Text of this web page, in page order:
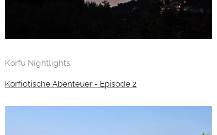
Korfu Nightlights
Korfiotische Abenteuer - Episode 2